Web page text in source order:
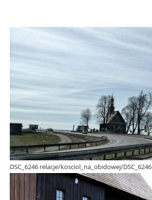
DSC_6246 relacje/kosciol_na_obidowej/DSC_6246